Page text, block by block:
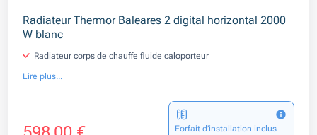
Radiateur Thermor Baleares 2 digital horizontal 2000
W blanc
Radiateur corps de chauffe fluide caloporteur
Lire plus...
Forfait d’installation inclus